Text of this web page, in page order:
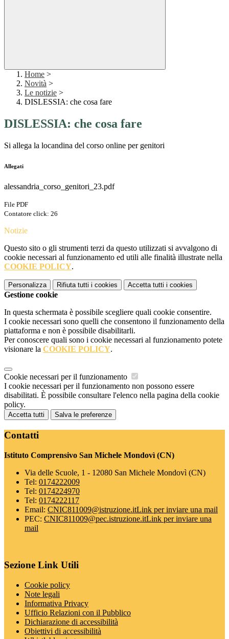
Home >
Novità >
Le notizie >
DISLESSIA: che cosa fare
DISLESSIA: che cosa fare
Si allega la locandina del corso online per genitori
Allegati
alessandria_corso_genitori_23.pdf
File PDF
Contatore click: 26
Notizie
Questo sito o gli strumenti terzi da questo utilizzati si avvalgono di
cookie necessari al funzionamento ed utili alle finalità illustrate nella
COOKIE POLICY.
Personalizza Rifiuta tutti i cookies Accetta tutti i cookies
Gestione cookie
In questa schermata è possibile scegliere quali cookie consentire.
I cookie necessari sono quelli che consentono il funzionamento della
piattaforma e non è possibile disabilitarli.
Per conoscere quali sono i cookie necessari al funzionamento potete
visionare la COOKIE POLICY.
Cookie necessari per il funzionamento
I cookie necessari per il funzionamento non possono essere
disabilitati. È possibile consultare l'elenco nella pagina della cookie
policy.
Accetta tutti Salva le preferenze
Contatti
Istituto Comprensivo San Michele Mondovì (CN)
Via delle Scuole, 1 - 12080 San Michele Mondovì (CN)
Tel: 0174222009
Tel: 0174224970
Tel: 0174222117
Email: CNIC811009@istruzione.itLink per inviare una mail
PEC: CNIC811009@pec.istruzione.itLink per inviare una
mail
Sezione Link Utili
Cookie policy
Note legali
Informativa Privacy
Ufficio Relazioni con il Pubblico
Dichiarazione di accessibilità
Obiettivi di accessibilità